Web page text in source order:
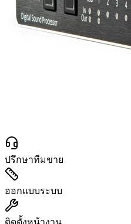
ปรึกษาทีมขาย
ออกแบบระบบ
ติดตั้งหน้างาน